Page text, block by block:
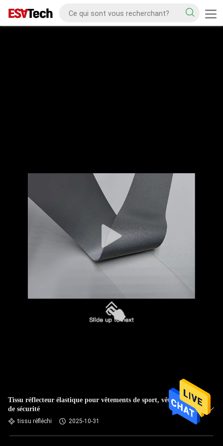
Tissu réflecteur élastique pour vêtements de sport, vêtements
de sécurité
tissu réfléchi 2025-10-31